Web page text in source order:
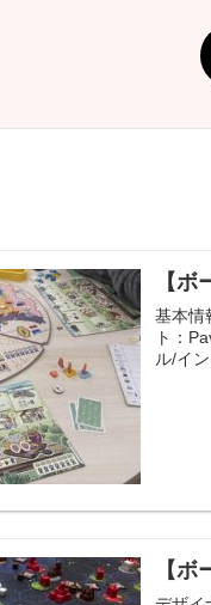
【
基本情
ト：
ル/イ
【